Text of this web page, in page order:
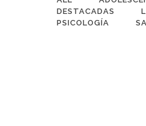
DESTACADAS
PSICOLOGÍA